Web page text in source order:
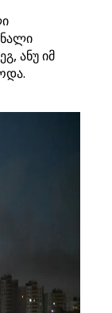
ანუ იმ